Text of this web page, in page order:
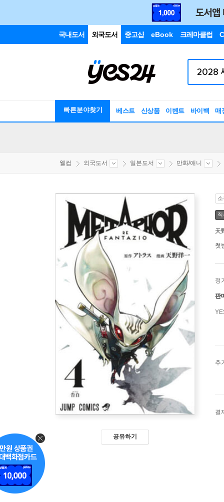
국내도서 외국도서 중고샵 eBook 크레마클럽
빠른분야찾기 베스트 신상품 이벤트 바이백 매
웰컴 외국도서 일본도서 만화/애니
공유하기
天
첫
정
판
추
결